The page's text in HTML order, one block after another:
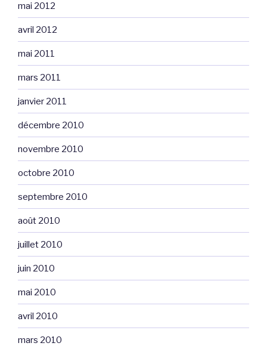
mai 2012
avril 2012
mai 2011
mars 2011
janvier 2011
décembre 2010
novembre 2010
octobre 2010
septembre 2010
août 2010
juillet 2010
juin 2010
mai 2010
avril 2010
mars 2010